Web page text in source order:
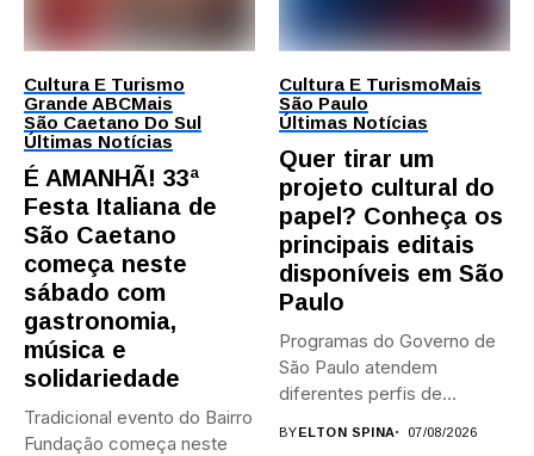
Cultura E Turismo
Grande ABCMais
São Caetano Do Sul
Últimas Notícias
É AMANHÃ! 33ª
Festa Italiana de
São Caetano
começa neste
sábado com
gastronomia,
música e
solidariedade
Tradicional evento do Bairro
Fundação começa neste
Cultura E TurismoMais
São Paulo
Últimas Notícias
Quer tirar um
projeto cultural do
papel? Conheça os
principais editais
disponíveis em São
Paulo
Programas do Governo de
São Paulo atendem
diferentes perfis de
BYELTON SPINA 07/08/2026